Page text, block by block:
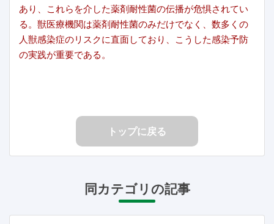
あり、これらを介した薬剤耐性菌の伝播が危惧されてい
る。獣医療機関は薬剤耐性菌のみだけでなく、数多くの
人獣感染症のリスクに直面しており、こうした感染予防
の実践が重要である。
トップに戻る
同カテゴリの記事